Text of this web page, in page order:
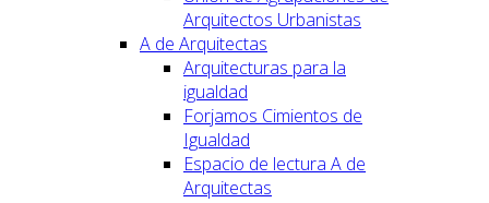
Arquitectos Urbanistas
A de Arquitectas
Arquitecturas para la
igualdad
Forjamos Cimientos de
Igualdad
Espacio de lectura A de
Arquitectas